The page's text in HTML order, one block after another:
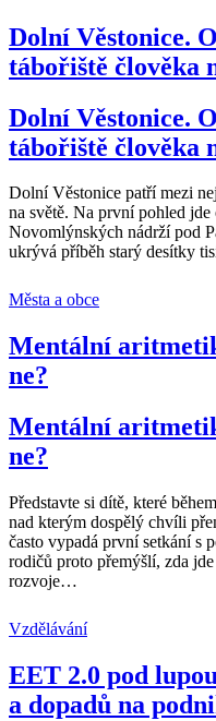
Dolní Věstonice.
tábořiště člověka
Dolní Věstonice.
tábořiště člověka
Dolní Věstonice patří mezi
na světě. Na první pohled jde
Novomlýnských nádrží pod
ukrývá příběh starý desítky
Města a obce
Mentální
ne?
Mentální
ne?
Představte si dítě, které
nad kterým dospělý chvíli
často vypadá první setkání s
rodičů proto přemýšlí, zda
rozvoje…
Vzdělávání
EET 2.0 pod
a dopadů na